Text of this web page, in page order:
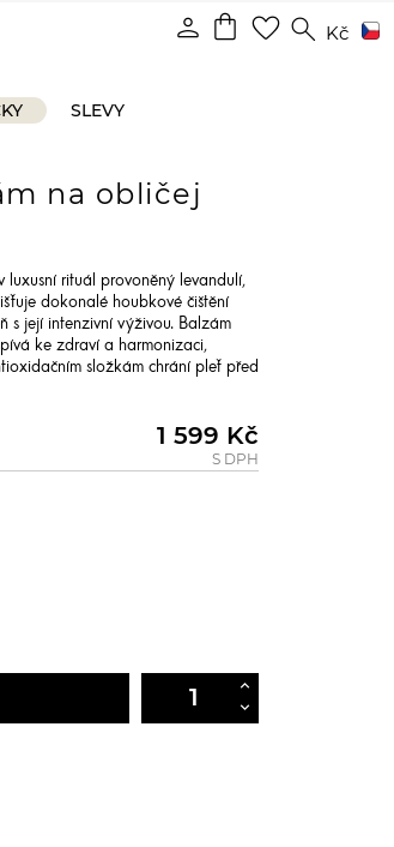
shopping_bag favorite_border search Kč
person
SLEVY
na obličej
rituál provoněný levandulí,
dokonalé houbkové čištění
s její intenzivní výživou. Balzám
ke zdraví a harmonizaci,
složkám chrání pleť před
1 599 Kč
S DPH